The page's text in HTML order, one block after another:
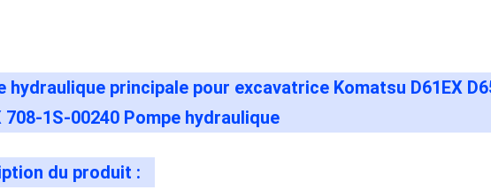
hydraulique principale pour excavatrice Komatsu D61EX
708-1S-00240 Pompe hydraulique
du produit :